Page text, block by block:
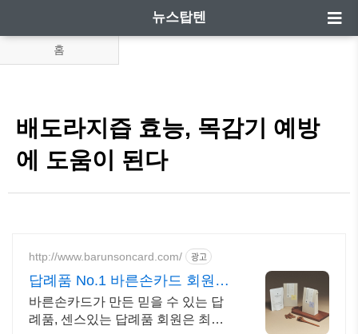
뉴스탑텐
홈
배도라지즙 효능, 목감기 예방
에 도움이 된다
http://www.barunsoncard.com/ 광고
답례품 No.1 바른손카드 회원은
답례품 50% 할인!
바른손카드가 만든 믿을 수 있는 답
례품, 센스있는 답례품 회원은 최대